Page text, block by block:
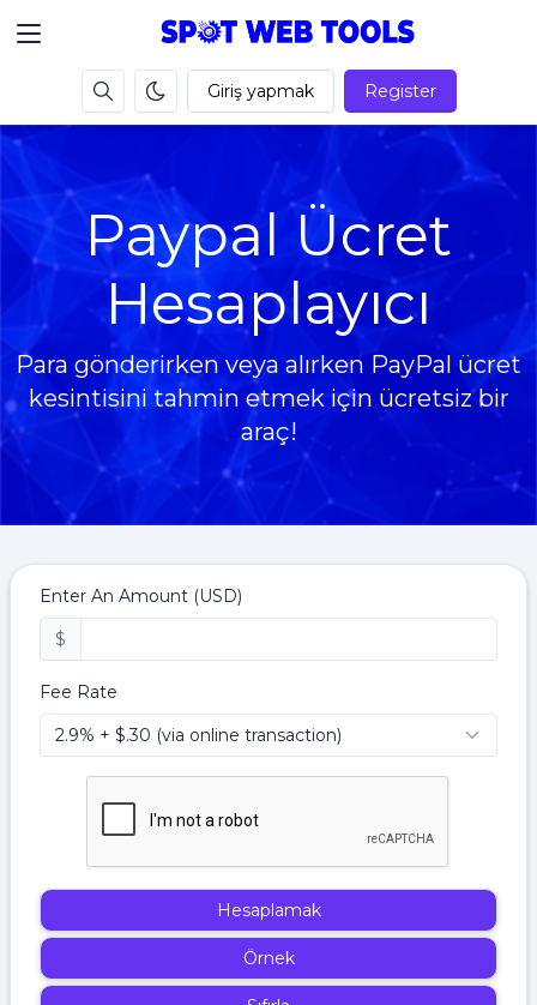
Giriş yapmak Register
Paypal Ücret
Hesaplayıcı
Para gönderirken veya alırken PayPal ücret
kesintisini tahmin etmek için ücretsiz bir
araç!
Enter An Amount (USD)
$
Fee Rate
Hesaplamak
Örnek